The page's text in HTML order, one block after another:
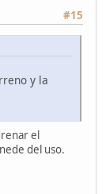
#15
y la
el
del uso.